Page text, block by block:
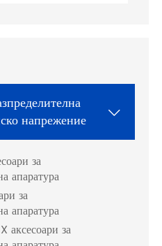
напрежение

за
апаратура
за
апаратура
аксесоари за